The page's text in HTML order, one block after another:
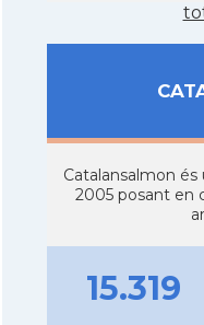
Catalansalmon
2005 posant en
15.319